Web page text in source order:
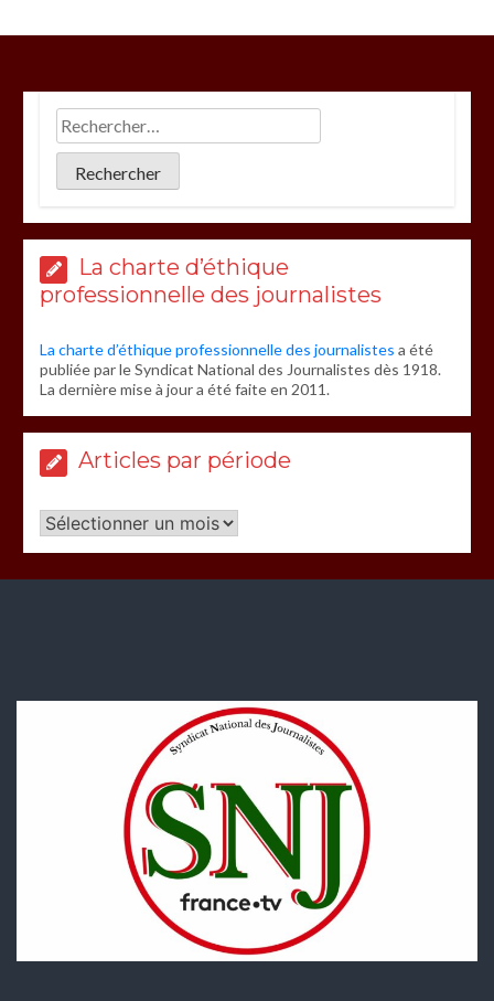
La charte d’éthique
professionnelle des journalistes
La charte d’éthique professionnelle des journalistes a été
publiée par le Syndicat National des Journalistes dès 1918.
La dernière mise à jour a été faite en 2011.
Articles par période
Articles
par
période